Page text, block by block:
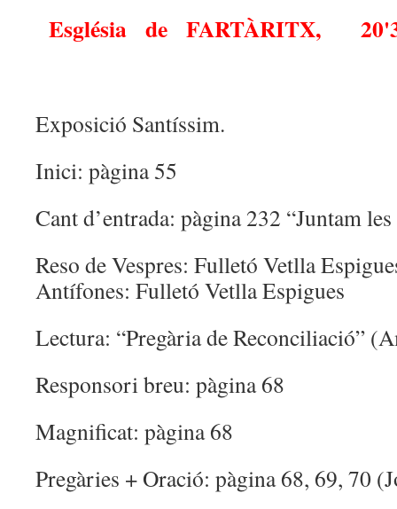
Església de FARTÀRITX,
Exposició Santíssim.
Inici: pàgina 55
Cant d’entrada: pàgina 232 “Juntam
Reso de Vespres: Fulletó Vetlla
Antífones: Fulletó Vetlla Espigues
Lectura: “Pregària de Reconciliació”
Responsori breu: pàgina 68
Magnificat: pàgina 68
Pregàries + Oració: pàgina 68, 69, 70